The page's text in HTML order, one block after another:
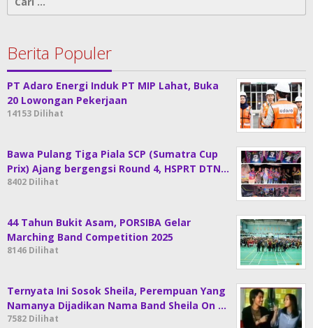
untuk:
Berita Populer
PT Adaro Energi Induk PT MIP Lahat, Buka
20 Lowongan Pekerjaan
14153 Dilihat
Bawa Pulang Tiga Piala SCP (Sumatra Cup
Prix) Ajang bergengsi Round 4, HSPRT DTN…
8402 Dilihat
44 Tahun Bukit Asam, PORSIBA Gelar
Marching Band Competition 2025
8146 Dilihat
Ternyata Ini Sosok Sheila, Perempuan Yang
Namanya Dijadikan Nama Band Sheila On …
7582 Dilihat